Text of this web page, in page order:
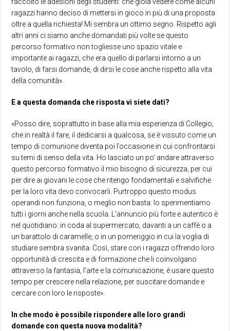
ragazzi hanno deciso di mettersi in gioco in più di una proposta
oltre a quella richiesta! Mi sembra un ottimo segno. Rispetto agli
altri anni ci siamo anche domandati più volte se questo
percorso formativo non togliesse uno spazio vitale e
importante ai ragazzi, che era quello di parlarsi intorno a un
tavolo, di farsi domande, di dirsi le cose anche rispetto alla vita
della comunità».
E a questa domanda che risposta vi siete dati?
«Posso dire, soprattutto in base alla mia esperienza di Collegio,
che in realtà il fare, il dedicarsi a qualcosa, se è vissuto come un
tempo di comunione diventa poi l’occasione in cui confrontarsi
su temi di senso della vita. Ho lasciato un po’ andare attraverso
questo percorso formativo il mio bisogno di sicurezza, per cui
per dire ai giovani le cose che ritengo fondamentali e salvifiche
per la loro vita devo convocarli. Purtroppo questo modus
operandi non funziona, o meglio non basta: lo sperimentiamo
tutti i giorni anche nella scuola. L’annuncio più forte e autentico è
nel quotidiano: in coda al supermercato, davanti a un caffè o a
un barattolo di caramelle, o in un pomeriggio in cui la voglia di
studiare sembra svanita. Così, stare con i ragazzi offrendo loro
opportunità di crescita e di formazione che li coinvolgano
attraverso la fantasia, l’arte e la comunicazione, è usare questo
tempo per crescere nella relazione, per suscitare domande e
cercare con loro le risposte».
In che modo è possibile rispondere alle loro grandi
domande con questa nuova modalità?